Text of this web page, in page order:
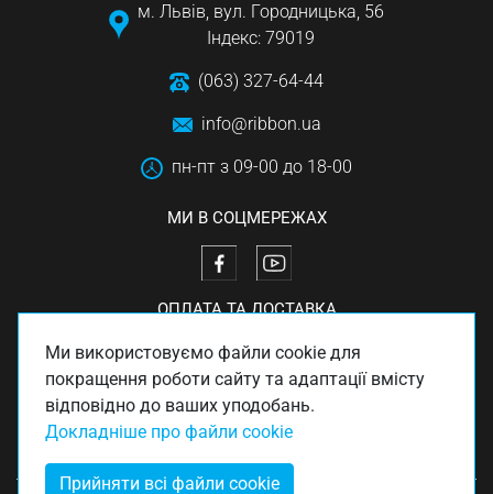
м. Львів, вул. Городницька, 56
Індекс: 79019
(063) 327-64-44
info@ribbon.ua
пн-пт з 09-00 до 18-00
МИ В СОЦМЕРЕЖАХ
ОПЛАТА ТА ДОСТАВКА
Ми використовуємо файли cookie для
покращення роботи сайту та адаптації вмісту
відповідно до ваших уподобань.
Докладніше про файли cookie
Прийняти всі файли cookie